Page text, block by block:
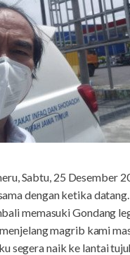
Sabtu, 25
dengan ketika
memasuki Gondang
magrib kami
naik ke lantai